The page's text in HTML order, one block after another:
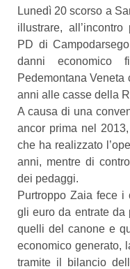
Lunedì 20 scorso a
illustrare,
PD di
danni economico
Pedemontana Veneta
anni alle casse della
A causa di una
ancor prima nel
che ha realizzato
anni, mentre di
dei pedaggi.
Purtroppo Zaia fece
gli euro da entrate da
quelli del canone e
economico generato,
tramite il bilancio